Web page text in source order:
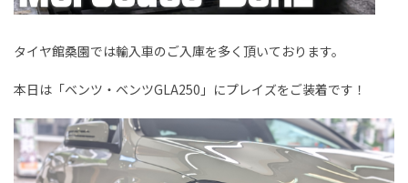
タイヤ館桑園では輸入車のご入庫を多く頂いております。
本日は「ベンツ・ベンツGLA250」にプレイズをご装着です！